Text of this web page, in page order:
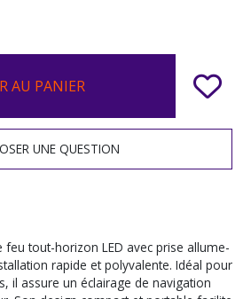
AU PANIER
UNE QUESTION
feu tout-horizon LED avec prise allume-
rapide et polyvalente. Idéal pour
il assure un éclairage de navigation